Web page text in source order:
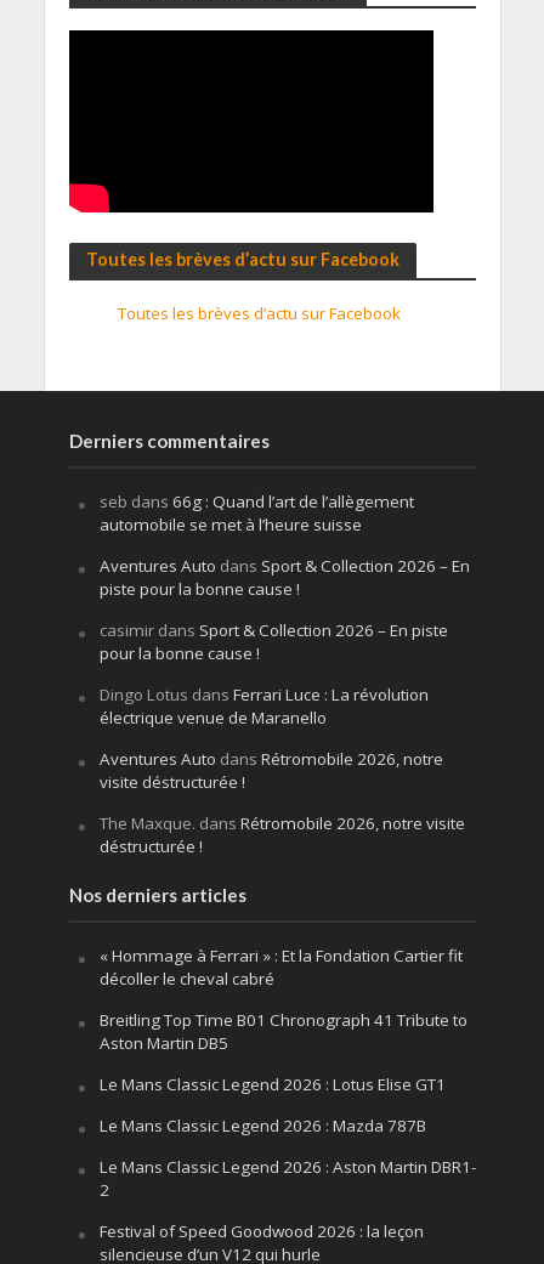
Toutes les brèves d’actu sur Facebook
Toutes les brèves d’actu sur Facebook
Derniers commentaires
seb dans 66g : Quand l’art de l’allègement
automobile se met à l’heure suisse
Aventures Auto dans Sport & Collection 2026 – En
piste pour la bonne cause !
casimirdans Sport & Collection 2026 – En piste
pour la bonne cause !
Dingo Lotus dans Ferrari Luce : La révolution
électrique venue de Maranello
Aventures Auto dans Rétromobile 2026, notre
visite déstructurée !
The Maxque. dans Rétromobile 2026, notre visite
déstructurée !
Nos derniers articles
« Hommage à Ferrari » : Et la Fondation Cartier fit
décoller le cheval cabré
Breitling Top Time B01 Chronograph 41 Tribute to
Aston Martin DB5
Le Mans Classic Legend 2026 : Lotus Elise GT1
Le Mans Classic Legend 2026 : Mazda 787B
Le Mans Classic Legend 2026 : Aston Martin DBR1-
2
Festival of Speed Goodwood 2026 : la leçon
silencieuse d’un V12 qui hurle